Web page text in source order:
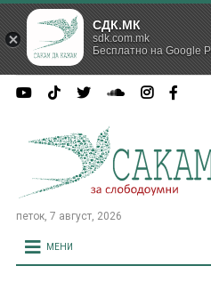
петок, 7 август, 2026
МЕНИ
СДК.МК
sdk.com.mk
Бесплатно на Google